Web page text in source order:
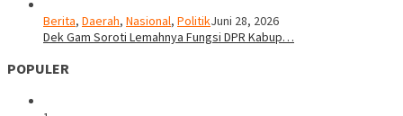
Berita, Daerah, Nasional, PolitikJuni 28, 2026
Dek Gam Soroti Lemahnya Fungsi DPR Kabup…
POPULER